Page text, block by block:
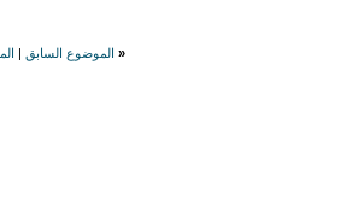
« الموضوع السابق